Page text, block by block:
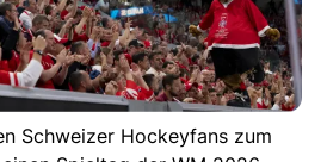
Schweizer Hockeyfans zum